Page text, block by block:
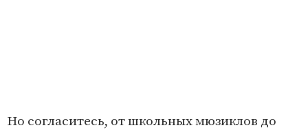
Но согласитесь, от школьных мюзиклов до